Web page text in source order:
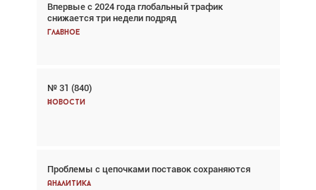
Впервые с 2024 года глобальный трафик
снижается три недели подряд
Главное
№ 31 (840)
Новости
Проблемы с цепочками поставок сохраняются
Аналитика
Взгляд с высоты: тандем вертолётов и БПЛА в
спасательных операциях
Главное
Авиационный фотограф Дэйв Кох: «Фотография
говорит сама за себя... а ИИ всё портит»
Впервые с 2024 года глобальный трафик
снижается три недели подряд